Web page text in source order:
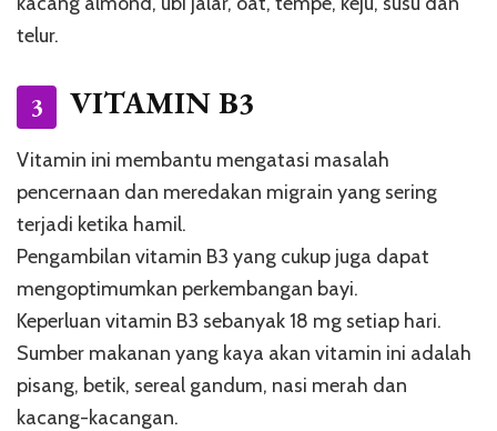
telur.
3 VITAMIN B3
Vitamin ini membantu mengatasi masalah
pencernaan dan meredakan migrain yang sering
terjadi ketika hamil.
Pengambilan vitamin B3 yang cukup juga dapat
mengoptimumkan perkembangan bayi.
Keperluan vitamin B3 sebanyak 18 mg setiap hari.
Sumber makanan yang kaya akan vitamin ini adalah
pisang, betik, sereal gandum, nasi merah dan
kacang-kacangan.